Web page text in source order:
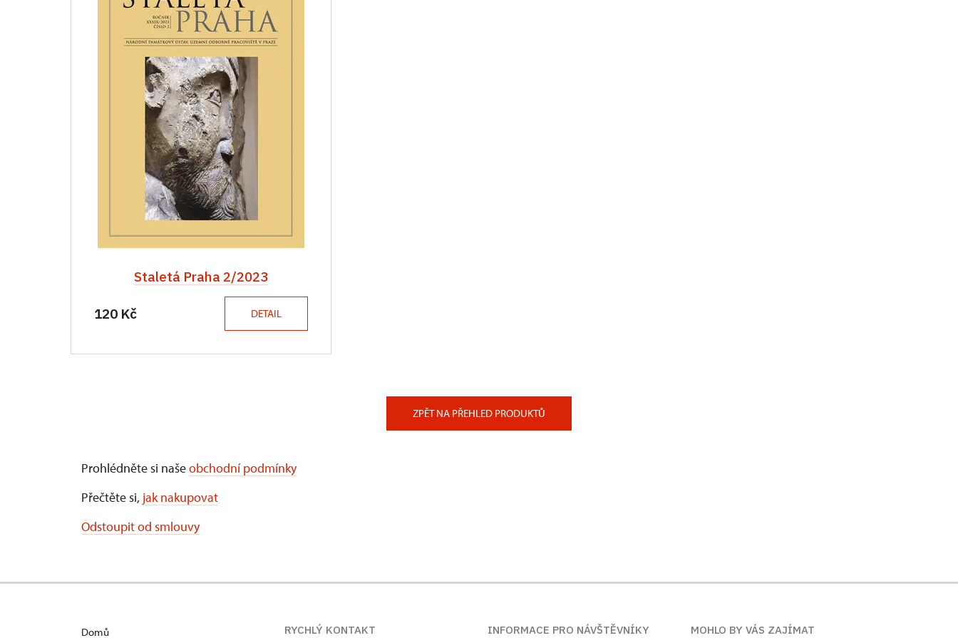
Staletá Praha 2/2023
120 Kč DETAIL
ZPĚT NA PŘEHLED PRODUKTŮ
Prohlédněte si našeobchodní podmínky
Přečtěte si, jak nakupovat
Odstoupit od smlouvy
Domů RYCHLÝ KONTAKT INFORMACE PRO NÁVŠTĚVNÍKY MOHLO BY VÁS ZAJÍMAT